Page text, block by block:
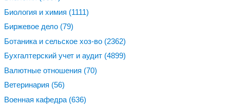
Биология и химия (1111)
Биржевое дело (79)
Ботаника и сельское хоз-во (2362)
Бухгалтерский учет и аудит (4899)
Валютные отношения (70)
Ветеринария (56)
Военная кафедра (636)